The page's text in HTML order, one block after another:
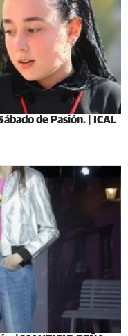
de Pasión. | ICAL